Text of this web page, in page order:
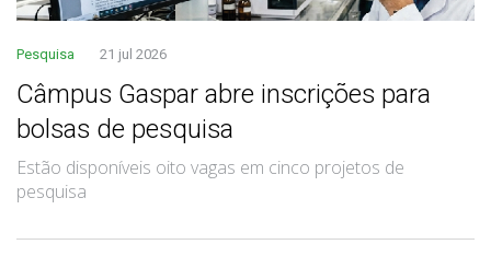
Pesquisa 21 jul 2026
Câmpus Gaspar abre inscrições para
bolsas de pesquisa
Estão disponíveis oito vagas em cinco projetos de
pesquisa